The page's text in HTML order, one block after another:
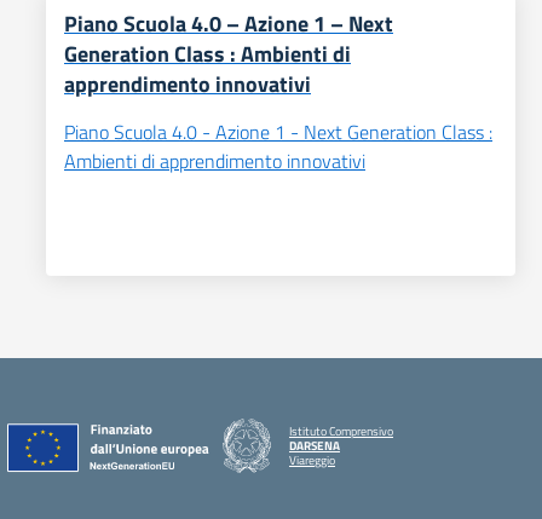
Piano Scuola 4.0 – Azione 1 – Next
Generation Class : Ambienti di
apprendimento innovativi
Piano Scuola 4.0 - Azione 1 - Next Generation Class :
Ambienti di apprendimento innovativi
Istituto Comprensivo
DARSENA
Viareggio